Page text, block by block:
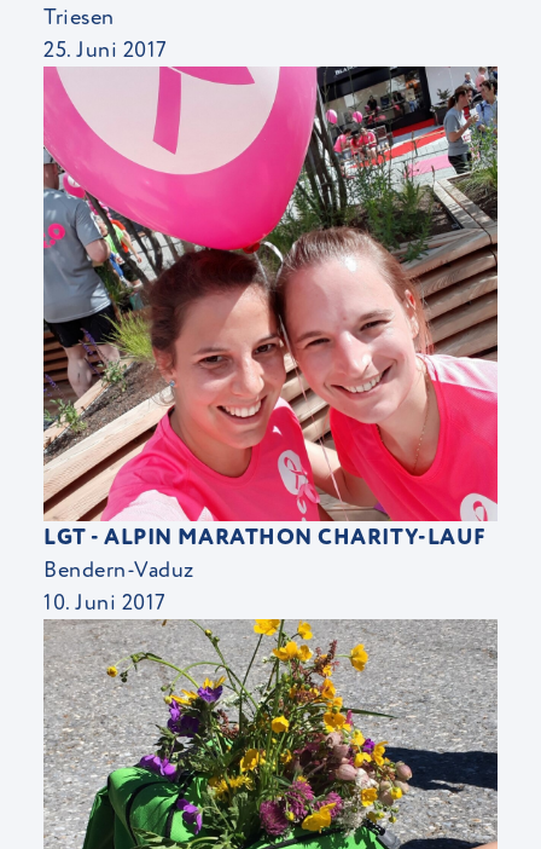
Triesen
25. Juni 2017
LGT - ALPIN MARATHON CHARITY-LAUF
Bendern-Vaduz
10. Juni 2017